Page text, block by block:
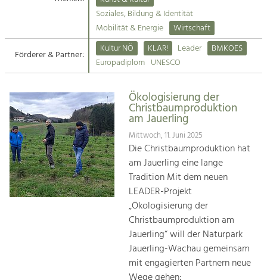
Suche
Impressum
Kontakt
Angebotsentwicklung und
Handwerk, Wissenschaft und Forschung.
Soziales, Bildung &
Identität
Gleichberechtigung, Jugend und
Integration
Mobilität & Energie
Klimawandel, öffentlicher Verkehr und
Steigerung regionaler Wertschöpfung
Soziales, Bildung & Identität
Mobilität & Energie
Wirtschaft
Förderer & Partner:
Kultur NÖ KLAR! Leader
BMKOES
Europadiplom UNESCO
Ökologisierung der
Christbaumproduktion
am Jauerling
Mittwoch, 11. Juni 2025
Die Christbaumproduktion hat
am Jauerling eine lange
Tradition Mit dem neuen
LEADER-Projekt
„Ökologisierung der
Christbaumproduktion am
Jauerling“ will der Naturpark
Jauerling-Wachau gemeinsam
mit engagierten Partnern neue